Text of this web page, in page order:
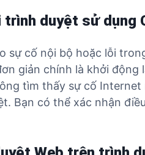
trình duyệt sử dụng
sự cố nội bộ hoặc lỗi
giản chính là khởi
tìm thấy sự cố
Bạn có thể xác nhận